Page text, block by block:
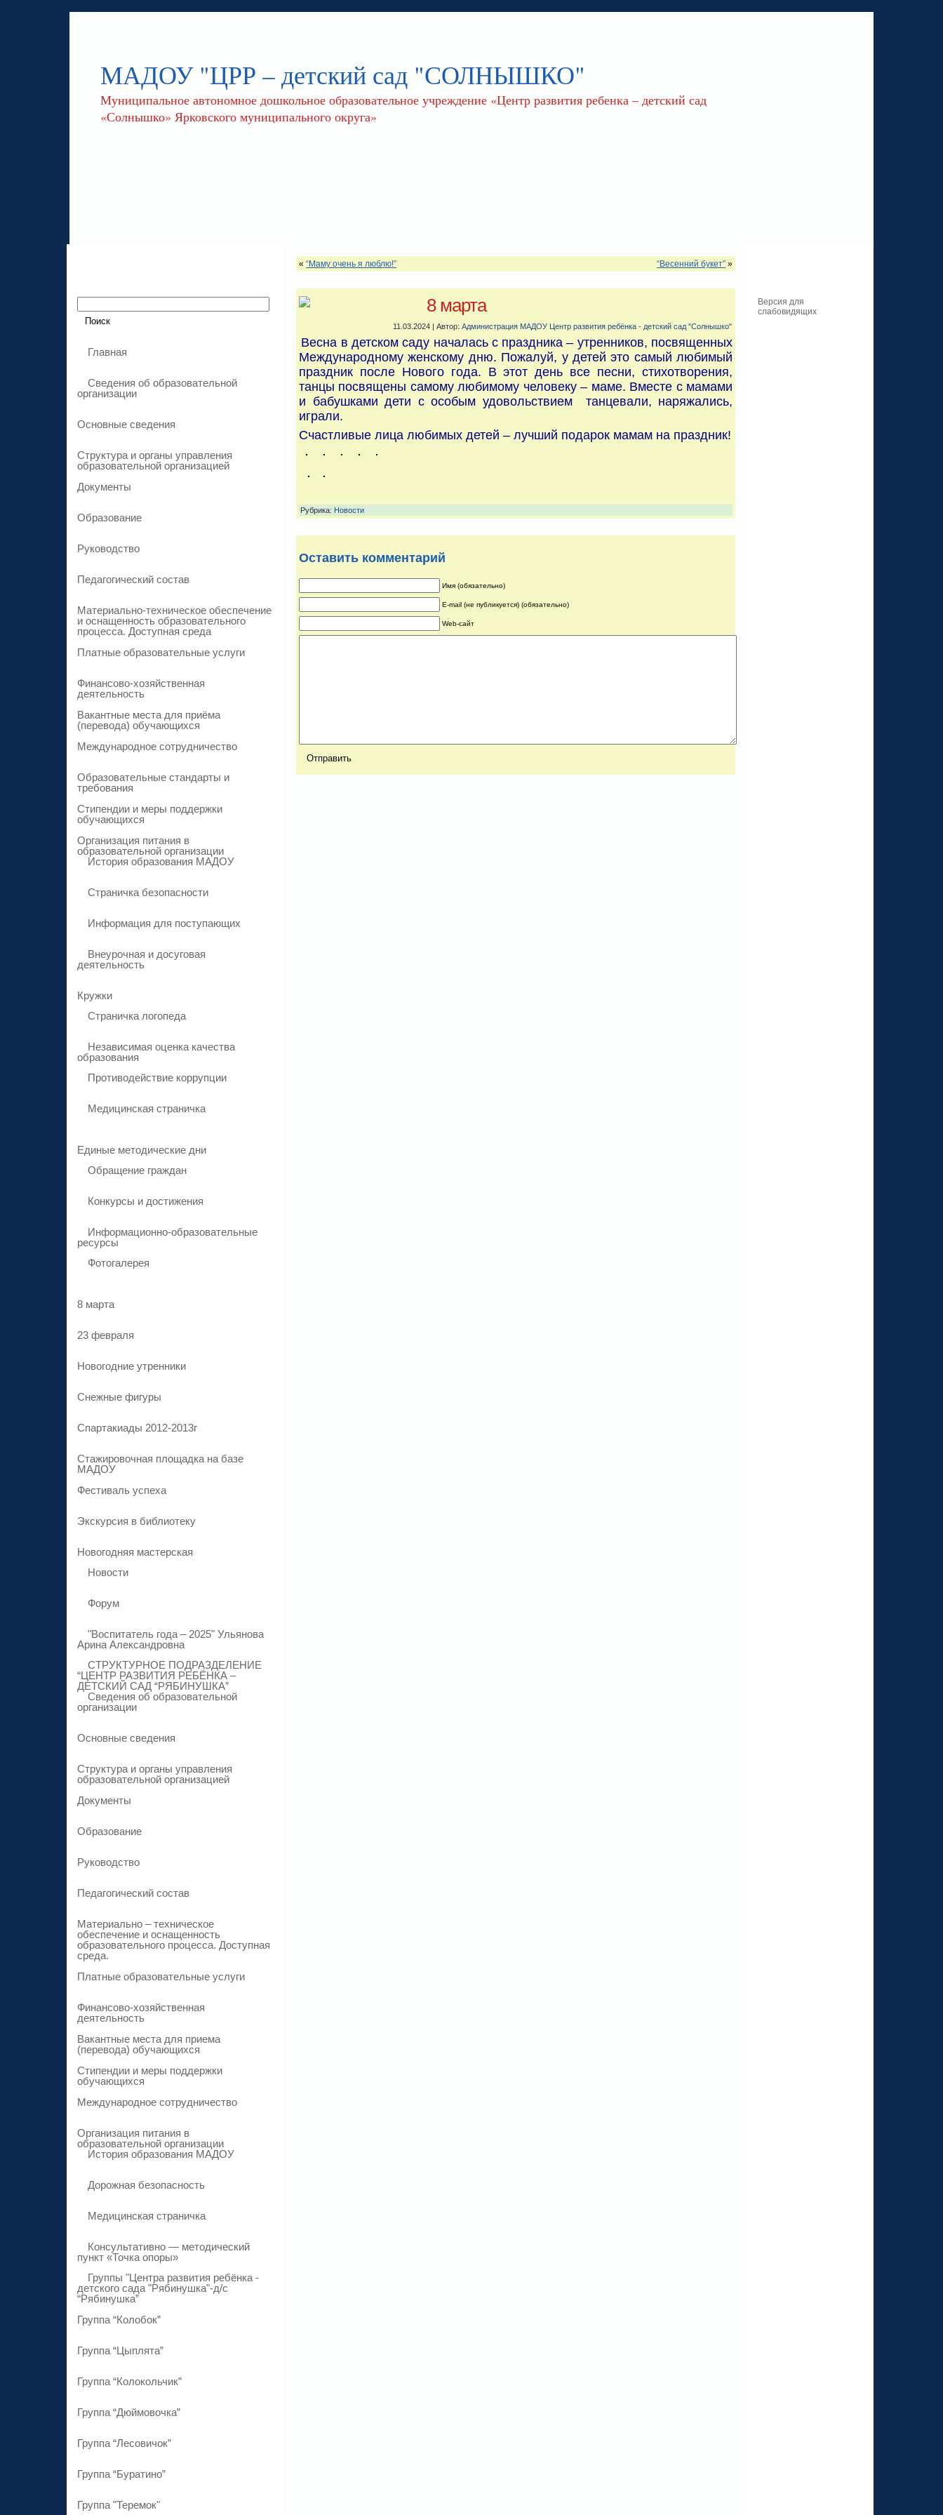
МАДОУ "ЦРР – детский сад "СОЛНЫШКО"
Муниципальное автономное дошкольное образовательное учреждение «Центр развития ребенка – детский сад
«Солнышко» Ярковского муниципального округа»
Главная
Сведения об образовательной
организации
Основные сведения
Структура и органы управления
образовательной организацией
Документы
Образование
Руководство
Педагогический состав
Материально-техническое обеспечение
и оснащенность образовательного
процесса. Доступная среда
Платные образовательные услуги
Финансово-хозяйственная
деятельность
Вакантные места для приёма
(перевода) обучающихся
Международное сотрудничество
Образовательные стандарты и
требования
Стипендии и меры поддержки
обучающихся
Организация питания в
образовательной организации
История образования МАДОУ
Страничка безопасности
Информация для поступающих
Внеурочная и досуговая
деятельность
Кружки
Страничка логопеда
Независимая оценка качества
образования
Противодействие коррупции
Медицинская страничка
Единые методические дни
Обращение граждан
Конкурсы и достижения
Информационно-образовательные
ресурсы
Фотогалерея
8 марта
23 февраля
Новогодние утренники
Cнежные фигуры
Спартакиады 2012-2013г
Стажировочная площадка на базе
МАДОУ
Фестиваль успеха
Экскурсия в библиотеку
Новогодняя мастерская
Новости
Форум
"Воспитатель года – 2025" Ульянова
Арина Александровна
СТРУКТУРНОЕ ПОДРАЗДЕЛЕНИЕ
“ЦЕНТР РАЗВИТИЯ РЕБЁНКА –
ДЕТСКИЙ САД “РЯБИНУШКА”
Сведения об образовательной
организации
Основные сведения
Структура и органы управления
образовательной организацией
Документы
Образование
Руководство
Педагогический состав
Материально – техническое
обеспечение и оснащенность
образовательного процесса. Доступная
среда.
Платные образовательные услуги
Финансово-хозяйственная
деятельность
Вакантные места для приема
(перевода) обучающихся
Стипендии и меры поддержки
обучающихся
Международное сотрудничество
Организация питания в
образовательной организации
История образования МАДОУ
Дорожная безопасность
Медицинская страничка
Консультативно — методический
пункт «Точка опоры»
Группы "Центра развития ребёнка -
детского сада "Рябинушка"-д/с
“Рябинушка”
Группа “Колобок”
Группа “Цыплята”
Группа “Колокольчик”
Группа “Дюймовочка”
Группа “Лесовичок”
Группа “Буратино”
Группа "Теремок"
« “Маму очень я люблю!” “Весенний букет” »
8 марта
11.03.2024 | Автор: Администрация МАДОУ Центр развития ребёнка - детский сад "Солнышко"
Весна в детском саду началась с праздника – утренников, посвященных
Международному женскому дню. Пожалуй, у детей это самый любимый
праздник после Нового года. В этот день все песни, стихотворения,
танцы посвящены самому любимому человеку – маме. Вместе с мамами
и бабушками дети с особым удовольствием танцевали, наряжались,
играли.
Счастливые лица любимых детей – лучший подарок мамам на праздник!
Рубрика: Новости
Оставить комментарий
Имя (обязательно)
E-mail (не публикуется) (обязательно)
Web-сайт
Версия для
слабовидящих